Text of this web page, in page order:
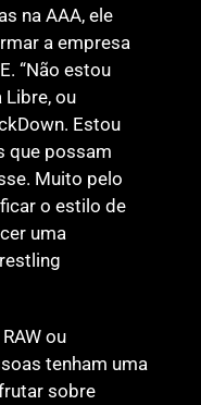
na AAA, ele
a empresa
“Não estou
Libre, ou
Estou
que possam
Muito pelo
o estilo de
uma
ou
tenham uma
sobre